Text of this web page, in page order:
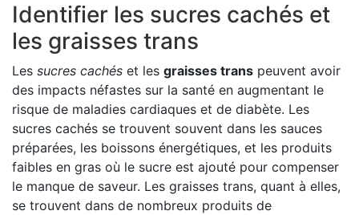
Identifier les sucres cachés et
les graisses trans
Les sucres cachés et les graisses trans peuvent avoir
des impacts néfastes sur la santé en augmentant le
risque de maladies cardiaques et de diabète. Les
sucres cachés se trouvent souvent dans les sauces
préparées, les boissons énergétiques, et les produits
faibles en gras où le sucre est ajouté pour compenser
le manque de saveur. Les graisses trans, quant à elles,
se trouvent dans de nombreux produits de